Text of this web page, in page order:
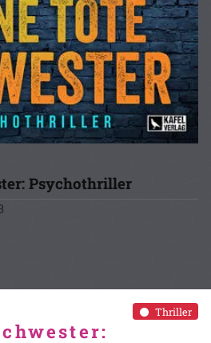
Psychothriller
Thriller